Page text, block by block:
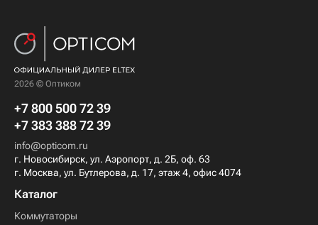
2026 © Оптиком
+7 800 500 72 39
+7 383 388 72 39
info@opticom.ru
г. Новосибирск, ул. Аэропорт, д. 2Б, оф. 63
г. Москва, ул. Бутлерова, д. 17, этаж 4, офис 4074
Каталог
Коммутаторы